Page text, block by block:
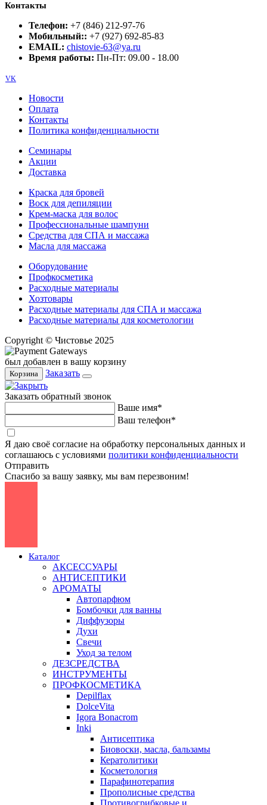
Контакты
Телефон: +7 (846) 212-97-76
Мобильный:: +7 (927) 692-85-83
EMAIL: chistovie-63@ya.ru
Время работы: Пн-Пт: 09.00 - 18.00
VK
Новости
Оплата
Контакты
Политика конфиденциальности
Семинары
Акции
Доставка
Краска для бровей
Воск для депиляции
Крем-маска для волос
Профессиональные шампуни
Средства для СПА и массажа
Масла для массажа
Оборудование
Профкосметика
Расходные материалы
Хозтовары
Расходные материалы для СПА и массажа
Расходные материалы для косметологии
Copyright © Чистовье 2025
был добавлен в вашу корзину
Корзина Заказать
Заказать обратный звонок
Ваше имя*
Ваш телефон*
Я даю своё согласие на обработку персональных данных и
соглашаюсь с условиями политики конфиденциальности
Отправить
Спасибо за вашу заявку, мы вам перезвоним!
Каталог
АКСЕССУАРЫ
АНТИСЕПТИКИ
АРОМАТЫ
Автопарфюм
Бомбочки для ванны
Диффузоры
Духи
Свечи
Уход за телом
ДЕЗСРЕДСТВА
ИНСТРУМЕНТЫ
ПРОФКОСМЕТИКА
Depilflax
DolceVita
Igora Bonacrom
Inki
Антисептика
Биовоски, масла, бальзамы
Кератолитики
Косметология
Парафинотерапия
Прополисные средства
Противогрибковые и